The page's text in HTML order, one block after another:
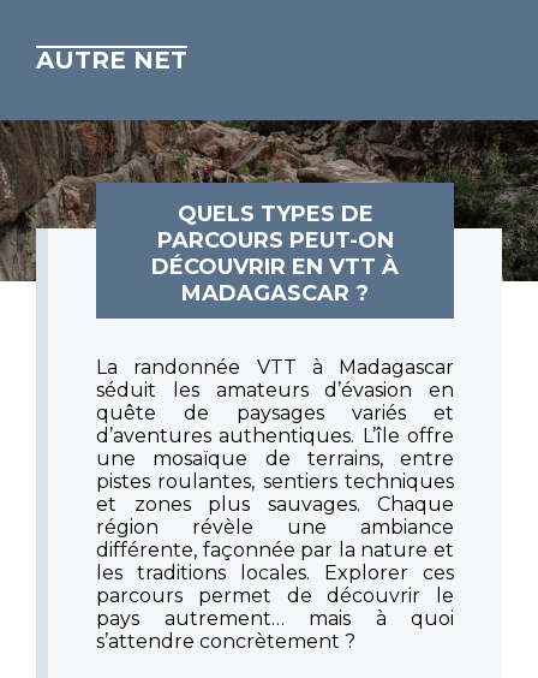
AUTRE NET
QUELS TYPES DE
PARCOURS PEUT-ON
DÉCOUVRIR EN VTT À
MADAGASCAR ?
La randonnée VTT à Madagascar
séduit les amateurs d’évasion en
quête de paysages variés et
d’aventures authentiques. L’île offre
une mosaïque de terrains, entre
pistes roulantes, sentiers techniques
et zones plus sauvages. Chaque
région révèle une ambiance
différente, façonnée par la nature et
les traditions locales. Explorer ces
parcours permet de découvrir le
pays autrement… mais à quoi
s’attendre concrètement ?